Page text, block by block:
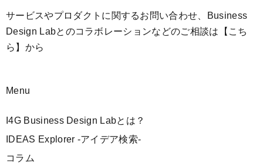
サービスやプロダクトに関するお問い合わせ、Business
Design Labとのコラボレーションなどのご相談は 【こち
ら】 から
Menu
I4G Business Design Labとは？
IDEAS Explorer -アイデア検索-
コラム